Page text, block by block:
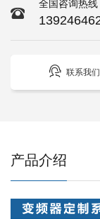
全国咨询热线
 联系我们
产品介绍